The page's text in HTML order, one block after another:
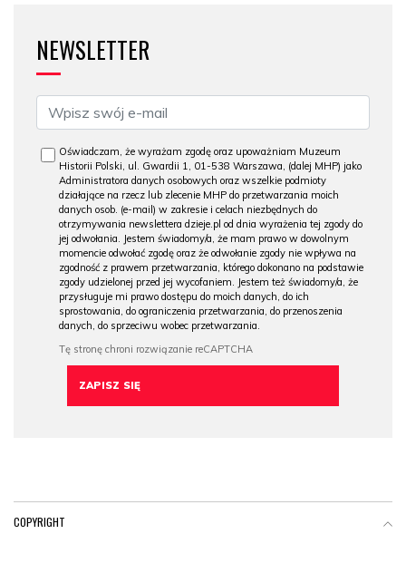
NEWSLETTER
Oświadczam, że wyrażam zgodę oraz upoważniam Muzeum
Historii Polski, ul. Gwardii 1, 01-538 Warszawa, (dalej MHP) jako
Administratora danych osobowych oraz wszelkie podmioty
działające na rzecz lub zlecenie MHP do przetwarzania moich
danych osob. (e-mail) w zakresie i celach niezbędnych do
otrzymywania newslettera dzieje.pl od dnia wyrażenia tej zgody do
jej odwołania. Jestem świadomy/a, że mam prawo w dowolnym
momencie odwołać zgodę oraz że odwołanie zgody nie wpływa na
zgodność z prawem przetwarzania, którego dokonano na podstawie
zgody udzielonej przed jej wycofaniem. Jestem też świadomy/a, że
przysługuje mi prawo dostępu do moich danych, do ich
sprostowania, do ograniczenia przetwarzania, do przenoszenia
danych, do sprzeciwu wobec przetwarzania.
COPYRIGHT